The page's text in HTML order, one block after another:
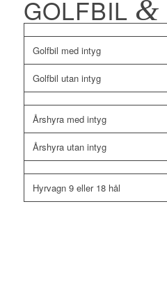
GOLFBIL &
Golfbil med intyg
Golfbil utan intyg
Årshyra med intyg
Årshyra utan intyg
Hyrvagn 9 eller 18 hål